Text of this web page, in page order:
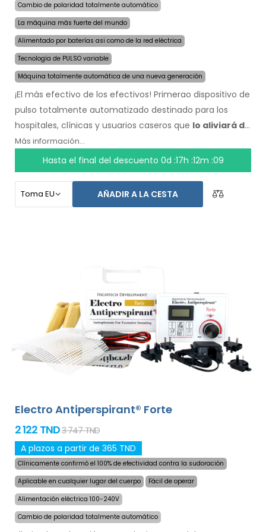
Cambio de polaridad totalmente automático
La máquina más fuerte del mundo
Alimentado por baterías asi como de la red eléctrica
Tecnología de PULSO variable
Máquina totalmente automática de una nueva generación
¡El más efectivo de los efectivos! Primerao dispositivo de
pulso totalmente automatizado destinado para los
hospitales, clínicas y usuarios caseros que lo aliviará de
la sudoración incluso por varios meses con una sola
aplicación. Al comienzo del tratamiento, solo escoge el
área afectada por la sudoración excesiva y la
(incluido en el paquete básico). Con adaptadores
adicionales, la sudoración excesiva de la cabeza, frente,
abdomen, espalda, nalgas, pecho y otras partes del
cuerpo también pueden ser tratados con éxito y por
largo tiempo.¡Garantía de devolución de dinero en
caso de insatisfacción y envío exprés en todo el
Más información...
Hasta el final del descuento 0d :17h :12m :09
AÑADIR A LA CESTA
Electro Antiperspirant® Forte
2 122 TND3 747 TND
A plazos a partir de 365 TND
Clínicamente confirmó el 100% de efectividad contra la sudoración
Aplicable en cualquier lugar del cuerpo
Fácil de operar
Alimentación eléctrica 100-240V
Cambio de polaridad totalmente automático